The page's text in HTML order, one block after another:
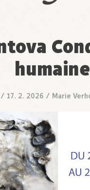
humaine
/ 17. 2. 2026 / Marie